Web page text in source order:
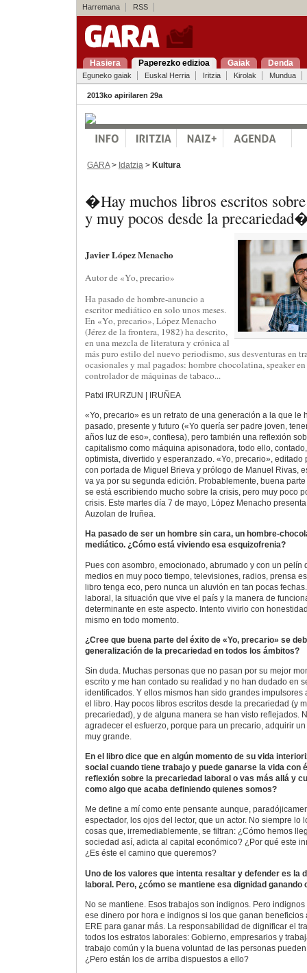
Harremana RSS
Hasiera Paperezko edizioa Gaiak Denda
Eguneko gaiak Euskal Herria Iritzia Kirolak Mundua
2013ko apirilaren 29a
GARA> Idatzia > Kultura
�Hay muchos libros escritos
y muy pocos desde la
Javier López Menacho
Autor de «Yo, precario»
Ha pasado de hombre-anuncio a
escritor mediático en solo unos meses.
En «Yo, precario», López Menacho
(Jérez de la frontera, 1982) ha descrito,
en una mezcla de literatura y crónica al
más puro estilo del nuevo periodismo, sus desventuras en
ocasionales y mal pagados: hombre chocolatina, speaker
controlador de máquinas de tabaco...
Patxi IRURZUN | IRUÑEA
«Yo, precario» es un retrato de una generación a la que le
pasado, presente y futuro («Yo quería ser padre joven,
años luz de eso», confiesa), pero también una reflexión
capitalismo como máquina apisonadora, todo ello,
optimista, divertido y esperanzado. «Yo, precario», editado
con portada de Miguel Brieva y prólogo de Manuel Rivas,
va ya por su segunda edición. Probablemente, buena
se está escribiendo mucho sobre la crisis, pero muy poco
crisis. Este martes día 7 de mayo, López Menacho
Auzolan de Iruñea.
Ha pasado de ser un hombre sin cara, un hombre-
mediático. ¿Cómo está viviendo esa esquizofrenia?
Pues con asombro, emocionado, abrumado y con un pelín
medios en muy poco tiempo, televisiones, radios, prensa
libro tenga eco, pero nunca un aluvión en tan pocas
laboral, la situación que vive el país y la manera de
determinante en este aspecto. Intento vivirlo con
mismo en todo momento.
¿Cree que buena parte del éxito de «Yo, precario» se
generalización de la precariedad en todos los ámbitos?
Sin duda. Muchas personas que no pasan por su mejor
escrito y me han contado su realidad y no han dudado en
identificados. Y ellos mismos han sido grandes impulsores
el libro. Hay pocos libros escritos desde la precariedad (y
precariedad), y de alguna manera se han visto reflejados.
agradecer el esfuerzo, porque para un precario, adquirir
muy grande.
En el libro dice que en algún momento de su vida
social cuando tiene trabajo y puede ganarse la vida con
reflexión sobre la precariedad laboral o vas más allá y
como algo que acaba definiendo quienes somos?
Me define a mí como ente pensante aunque,
espectador, los ojos del lector, que un actor. No siempre lo
cosas que, irremediablemente, se filtran: ¿Cómo hemos
sociedad así, adicta al capital económico? ¿Por qué este
¿Es éste el camino que queremos?
Uno de los valores que intenta resaltar y defender es la
laboral. Pero, ¿cómo se mantiene esa dignidad ganando
No se mantiene. Esos trabajos son indignos. Pero
ese dinero por hora e indignos si los que ganan beneficios
ERE para ganar más. La responsabilidad de dignificar el
todos los estratos laborales: Gobierno, empresarios y
trabajo común y la buena voluntad de las personas
¿Pero están los de arriba dispuestos a ello?